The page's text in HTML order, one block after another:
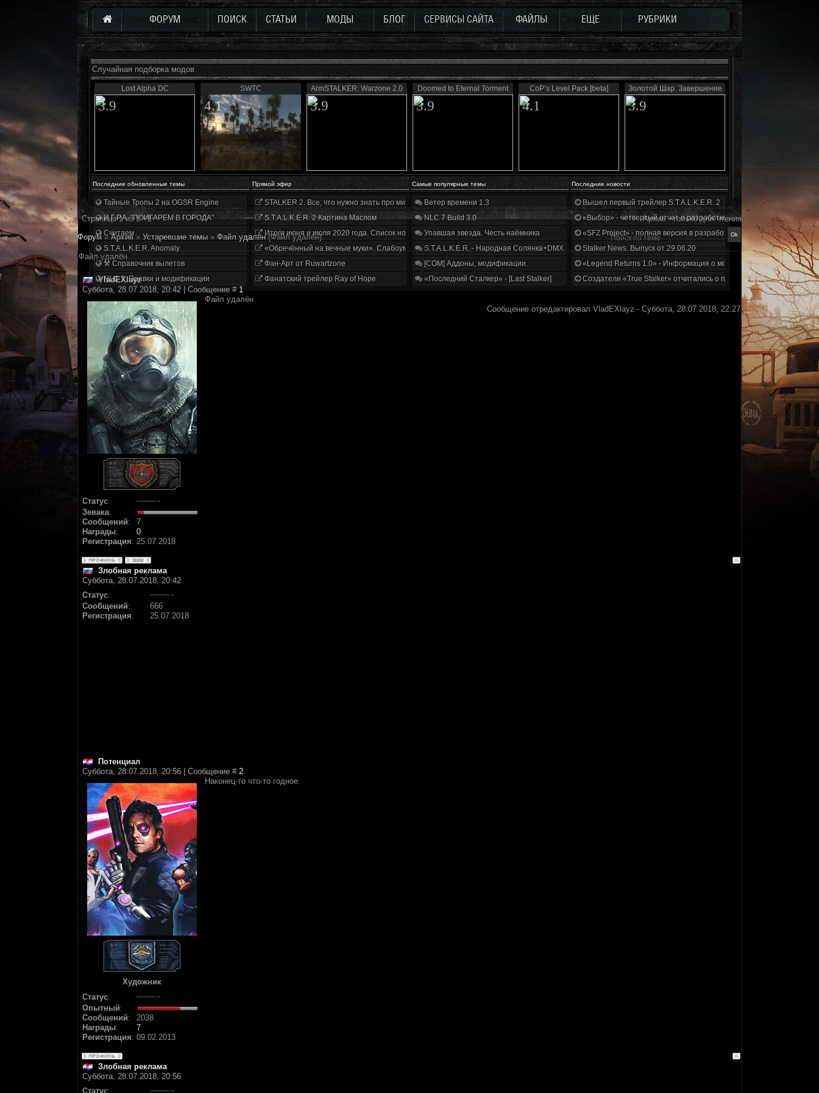
ФОРУМ ПОИСК СТАТЬИ МОДЫ БЛОГ СЕРВИСЫ САЙТА ФАЙЛЫ ЕЩЕ РУБРИКИ
Случайная подборка модов
Lost Alpha DC
3.9
SWTC
4.1
ArmSTALKER: Warzone 2.0
3.9
Doomed to Eternal Torment
3.9
CoP’s Level Pack [beta]
4.1
Золотой Шар. Завершение
3.9
Последние обновленные темы Прямой эфир Самые популярные темы Последние новости
Тайные Тропы 2 на OGSR Engine
И.Г.Р.А. "ПОИГАРЕМ В ГОРОДА"
Считаем
S.T.A.L.K.E.R. Anomaly
⚒ Справочник вылетов
NLC 7. Правки и модификации
STALKER 2. Все, что нужно знать про мир, геймплей и сюжет | Разбор трейлера
S.T.A.L.K.E.R. 2 Картина Маслом
Итоги июня и июля 2020 года. Список нововведений
«Обречённый на вечные муки». Слабоумие и отвага
Фан-Арт от Ruwartzone
Фанатский трейлер Ray of Hope
Ветер времени 1.3
NLC 7 Build 3.0
Упавшая звезда. Честь наёмника
S.T.A.L.K.E.R. - Народная Солянка+DMX 1.3.5.ООП.МА.К.
[COM] Аддоны, модификации.
«Последний Сталкер» - [Last Stalker]
Вышел первый трейлер S.T.A.L.K.E.R. 2
«Выбор» - четвертый отчет о разработке!
«SFZ Project» - полная версия в разработке!
Stalker News. Выпуск от 29.06.20
«Legend Returns 1.0» - Информация о моде за июнь 2020
Создатели «True Stalker» отчитались о проделанной работе
Страница1из1 1
Архив - только для чтения
Форум » Архив » Устаревшие темы » Файл удалён (Файл удалён)
Файл удалён
VladEXlayz
Суббота, 28.07.2018, 20:42 | Сообщение #1
Статус:
Зевака:
Сообщений:
7
Награды:
0
Регистрация: 25.07.2018
Файл удалён
Сообщение отредактировал VladEXlayz - Суббота, 28.07.2018, 22:27
Злобная реклама
Суббота, 28.07.2018, 20:42
Статус:
Сообщений:
666
Регистрация: 25.07.2018
Потенциал
Суббота, 28.07.2018, 20:56 | Сообщение # 2
Художник
Статус:
Опытный:
Сообщений:
2038
Награды:
7
Регистрация: 09.02.2013
Наконец-то что-то годное.
Злобная реклама
Суббота, 28.07.2018, 20:56
Статус: